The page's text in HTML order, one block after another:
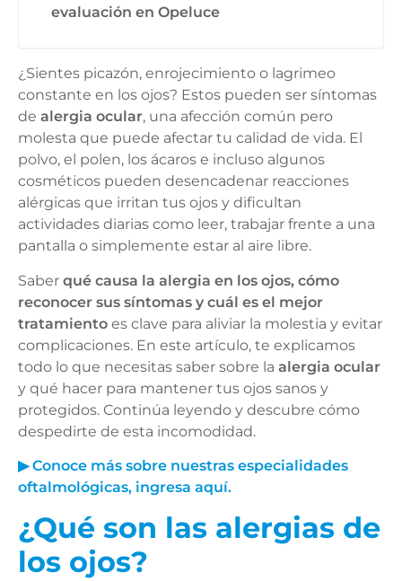
evaluación en Opeluce
¿Sientes picazón, enrojecimiento o lagrimeo
constante en los ojos? Estos pueden ser síntomas
de alergia ocular, una afección común pero
molesta que puede afectar tu calidad de vida. El
polvo, el polen, los ácaros e incluso algunos
cosméticos pueden desencadenar reacciones
alérgicas que irritan tus ojos y dificultan
actividades diarias como leer, trabajar frente a una
pantalla o simplemente estar al aire libre.
Saber qué causa la alergia en los ojos, cómo
reconocer sus síntomas y cuál es el mejor
tratamiento es clave para aliviar la molestia y evitar
complicaciones. En este artículo, te explicamos
todo lo que necesitas saber sobre la alergia ocular
y qué hacer para mantener tus ojos sanos y
protegidos. Continúa leyendo y descubre cómo
despedirte de esta incomodidad.
▶ Conoce más sobre nuestras especialidades
oftalmológicas, ingresa aquí.
¿Qué son las alergias de
los ojos?